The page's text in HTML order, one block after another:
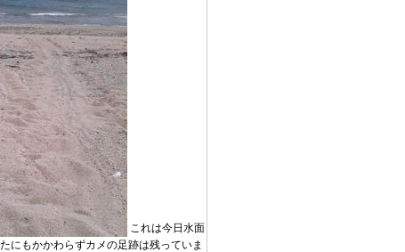
これは今日水面
にもかかわらずカメの足跡は残っていま